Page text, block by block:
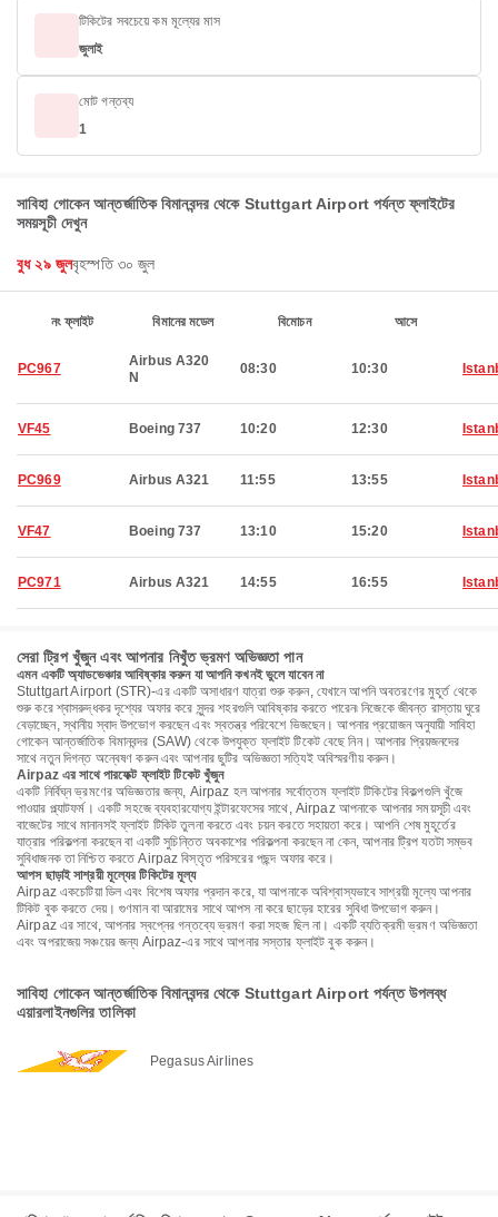
টিকিটের সবচেয়ে কম মূল্যের মাস
জুলাই
মোট গন্তব্য
1
সাবিহা গোকেন আন্তর্জাতিক বিমানবন্দর থেকে Stuttgart Airport পর্যন্ত ফ্লাইটের
সময়সূচী দেখুন
বুধ ২৯ জুলবৃহস্পতি ৩০ জুল
নং ফ্লাইট বিমানের মডেল বিমোচন আসে
PC967
Airbus A320
N
08:30 10:30
VF45 Boeing 737 10:20 12:30
PC969 Airbus A321 11:55 13:55
VF47 Boeing 737 13:10 15:20
PC971 Airbus A321 14:55 16:55
সেরা ট্রিপ খুঁজুন এবং আপনার নিখুঁত ভ্রমণ অভিজ্ঞতা পান
এমন একটি অ্যাডভেঞ্চার আবিষ্কার করুন যা আপনি কখনই ভুলে যাবেন না
Stuttgart Airport (STR)-এর একটি অসাধারণ যাত্রা শুরু করুন, যেখানে আপনি অবতরণের মুহূর্ত থেকে
শুরু করে শ্বাসরুদ্ধকর দৃশ্যের অফার করে সুন্দর শহরগুলি আবিষ্কার করতে পারেন৷ নিজেকে জীবন্ত রাস্তায় ঘুরে
বেড়াচ্ছেন, স্থানীয় স্বাদ উপভোগ করছেন এবং স্বতন্ত্র পরিবেশে ভিজছেন। আপনার প্রয়োজন অনুযায়ী সাবিহা
গোকেন আন্তর্জাতিক বিমানবন্দর (SAW) থেকে উপযুক্ত ফ্লাইট টিকেট বেছে নিন। আপনার প্রিয়জনদের
সাথে নতুন দিগন্ত অন্বেষণ করুন এবং আপনার ছুটির অভিজ্ঞতা সত্যিই অবিস্মরণীয় করুন।
Airpaz এর সাথে পারফেক্ট ফ্লাইট টিকেট খুঁজুন
একটি নির্বিঘ্ন ভ্রমণের অভিজ্ঞতার জন্য, Airpaz হল আপনার সর্বোত্তম ফ্লাইট টিকিটের বিকল্পগুলি খুঁজে
পাওয়ার প্ল্যাটফর্ম। একটি সহজে ব্যবহারযোগ্য ইন্টারফেসের সাথে, Airpaz আপনাকে আপনার সময়সূচী এবং
বাজেটের সাথে মানানসই ফ্লাইট টিকিট তুলনা করতে এবং চয়ন করতে সহায়তা করে। আপনি শেষ মুহূর্তের
যাত্রার পরিকল্পনা করছেন বা একটি সুচিন্তিত অবকাশের পরিকল্পনা করছেন না কেন, আপনার ট্রিপ যতটা সম্ভব
সুবিধাজনক তা নিশ্চিত করতে Airpaz বিস্তৃত পরিসরের পছন্দ অফার করে।
আপস ছাড়াই সাশ্রয়ী মূল্যের টিকিটের মূল্য
Airpaz একচেটিয়া ডিল এবং বিশেষ অফার প্রদান করে, যা আপনাকে অবিশ্বাস্যভাবে সাশ্রয়ী মূল্যে আপনার
টিকিট বুক করতে দেয়। গুণমান বা আরামের সাথে আপস না করে ছাড়ের হারের সুবিধা উপভোগ করুন।
Airpaz এর সাথে, আপনার স্বপ্নের গন্তব্যে ভ্রমণ করা সহজ ছিল না। একটি ব্যতিক্রমী ভ্রমণ অভিজ্ঞতা
এবং অপরাজেয় সঞ্চয়ের জন্য Airpaz-এর সাথে আপনার সস্তার ফ্লাইট বুক করুন।
সাবিহা গোকেন আন্তর্জাতিক বিমানবন্দর থেকে Stuttgart Airport পর্যন্ত উপলব্ধ
এয়ারলাইনগুলির তালিকা
Pegasus Airlines